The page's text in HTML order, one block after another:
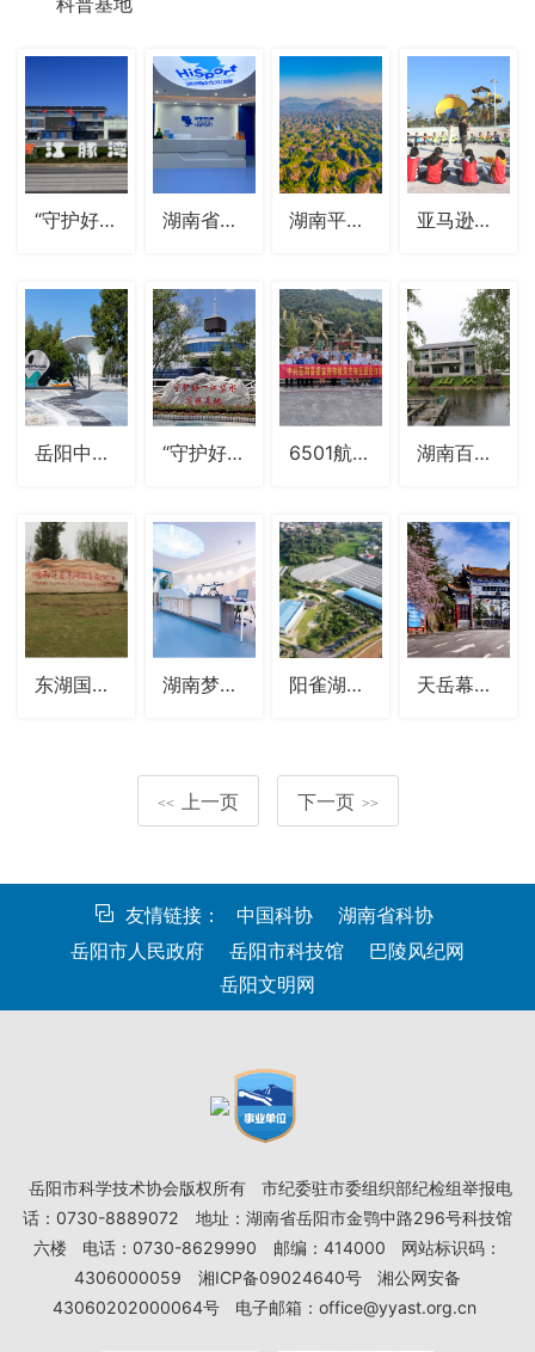
“守护好一江碧水”首倡地展陈馆 湖南省岳阳市防溺水科普教育基地 湖南平江石牛寨国家地质公园 亚马逊旅游投资科普教育基地
岳阳中华大熊猫苑 “守护好一江碧水”实践基地 6501航天航空国防文化园基地 湖南百树山蔬菜特色产业园科普教育基地
东湖国家湿地公园基地 湖南梦想加科普旅游教育基地 阳雀湖蔬莱科普基地 天岳幕阜山国际度假旅游区
<< 上一页 下一页 >>
友情链接： 中国科协
湖南省科协
岳阳市人民政府
岳阳市科技馆
巴陵风纪网
岳阳文明网
岳阳市科学技术协会版权所有
市纪委驻市委组织部纪检组举报电
话：0730-8889072
地址：湖南省岳阳市金鹗中路296号科技馆
六楼
电话：0730-8629990 邮编：414000
网站标识码：
4306000059
湘ICP备09024640号
湘公网安备
43060202000064号
电子邮箱：office@yyast.org.cn